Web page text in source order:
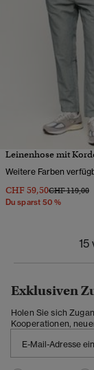
Leinenhose mit
Weitere Farben
CHF 59,50Preis wurde
CHF 119,00bis
Du sparst 50 %
15
Exklusiven
Holen Sie sich
Kooperationen,